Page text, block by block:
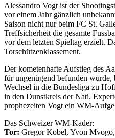
Alessandro Vogt ist der
vor einem Jahr gänzlich
Saison nicht nur beim FC St.
Treffsicherheit die gesamte
vor dem letzten Spieltag erzielt.
Torschützenklassement.
Der kometenhafte Aufstieg des
für ungenügend befunden wurde,
Wechsel in die Bundesliga zu
in den Dunstkreis der Nati.
prophezeiten Vogt ein WM-
Das Schweizer WM-Kader:
Tor: Gregor Kobel, Yvon